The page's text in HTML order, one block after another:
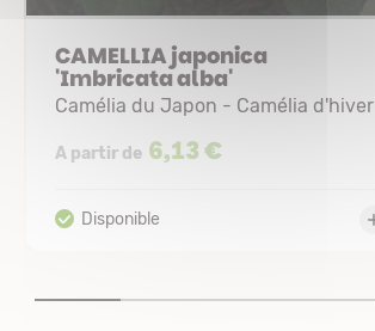
CAMELLIA japonica
'Imbricata alba'
Camélia du Japon - Camélia d'hiver
A partir de 6,13 €